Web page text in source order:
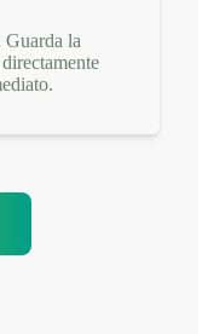
Guarda la